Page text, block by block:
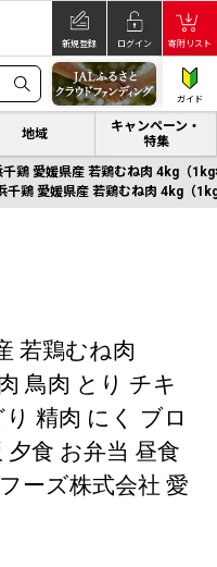
新規登録 ログイン 寄附リスト
ガイド
地域
キャンペーン・
特集
千鶏 愛媛県産 若鶏むね肉 4kg（
千鶏 愛媛県産 若鶏むね肉 4kg（
若鶏むね肉
鳥肉 とり チキ
精肉 にく ブロ
食 お弁当 昼食
ーズ株式会社 愛